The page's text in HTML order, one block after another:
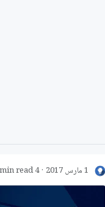
1 مارس 2017 4 min read